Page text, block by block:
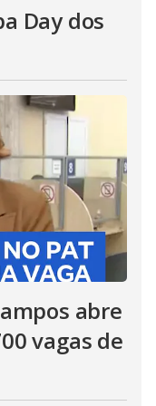
Day dos
abre
vagas de